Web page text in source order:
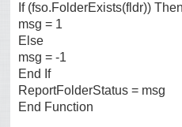
If (fso.FolderExists(fldr)) Then
msg = 1
Else
msg = -1
End If
ReportFolderStatus = msg
End Function